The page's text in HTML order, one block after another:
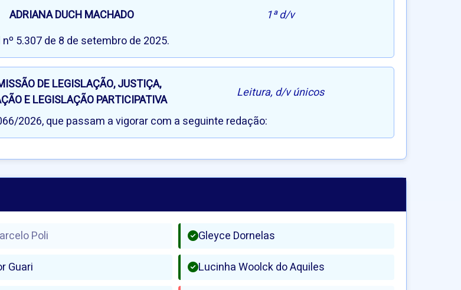
ADRIANA DUCH MACHADO
1ª d/v
5.307 de 8 de setembro de 2025.
DE LEGISLAÇÃO, JUSTIÇA,
E LEGISLAÇÃO PARTICIPATIVA
Leitura, d/v únicos
2026, que passam a vigorar com a seguinte redação:
Poli
Gleyce Dornelas
Guari
Lucinha Woolck do Aquiles